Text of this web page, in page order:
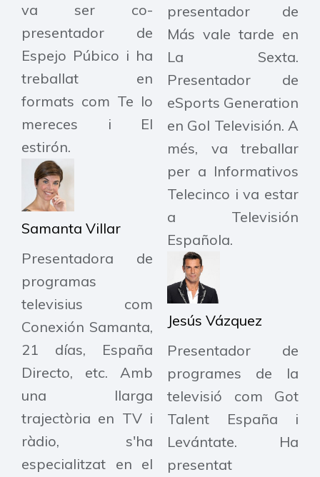
va ser co-
presentador de
Espejo Púbico i ha
treballat en
formats com Te lo
mereces i El
estirón.
Samanta Villar
Presentadora de
programas
televisius com
Conexión Samanta,
21 días, España
Directo, etc. Amb
una llarga
trajectòria en TV i
ràdio, s'ha
especialitzat en el
presentador de
Más vale tarde en
La Sexta.
Presentador de
eSports Generation
en Gol Televisión. A
més, va treballar
per a Informativos
Telecinco i va estar
a Televisión
Española.
Jesús Vázquez
Presentador de
programes de la
televisió com Got
Talent España i
Levántate. Ha
presentat